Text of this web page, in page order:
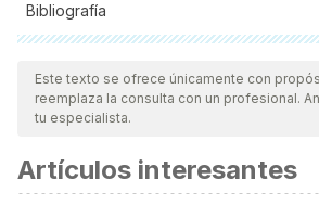
Bibliografía
Todas las fuentes citadas fueron
nuestro equipo, para asegurar su
vigencia y validez.La bibliografía de
científica.
Zaidel D. W. (2014). Creativity, brain,
Este texto se ofrece únicamente con
reemplaza la consulta con un profesional.
tu especialista.
Artículos interesantes